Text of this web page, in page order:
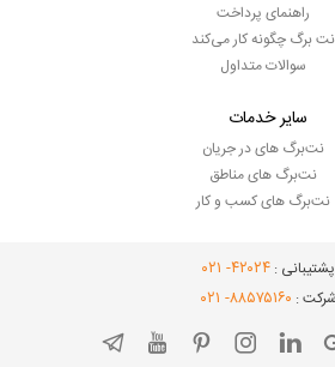
راهنمای پرداخت
نت برگ چگونه کار می‌کند
سوالات متداول
سایر خدمات
نت‌برگ های در جریان
نت‌برگ های مناطق
نت‌برگ های کسب و کار
پشتیبانی : ۴۲۰۲۴- ۰۲۱
شرکت : ۸۸۵۷۵۱۶۰- ۰۲۱